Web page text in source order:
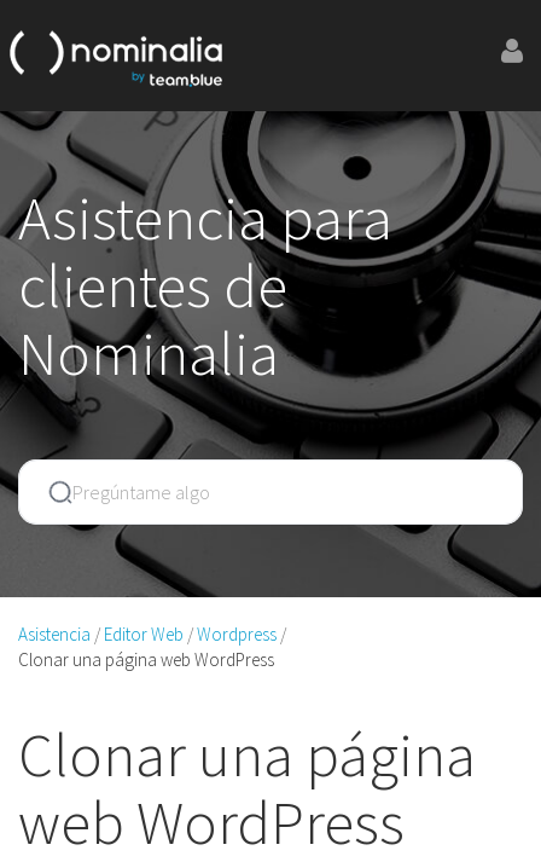
Asistencia para
clientes de
Nominalia
Asistencia Editor Web
Wordpress
Clonar una página web WordPress
Clonar una página
web WordPress